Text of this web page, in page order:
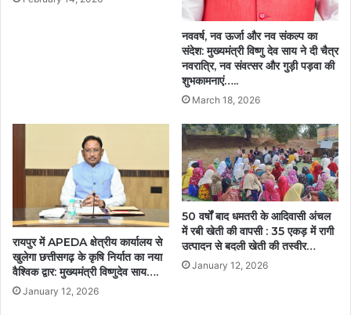
नववर्ष, नव ऊर्जा और नव संकल्प का
संदेश: मुख्यमंत्री विष्णु देव साय ने दी चैत्र
नवरात्रि, नव संवत्सर और गुड़ी पड़वा की
शुभकामनाएं…..
March 18, 2026
रायपुर में APEDA क्षेत्रीय कार्यालय से
खुलेगा छत्तीसगढ़ के कृषि निर्यात का नया
वैश्विक द्वार: मुख्यमंत्री विष्णुदेव साय….
January 12, 2026
50 वर्षों बाद धमतरी के आदिवासी अंचल
में रबी खेती की वापसी : 35 एकड़ में रागी
उत्पादन से बदली खेती की तस्वीर…
January 12, 2026